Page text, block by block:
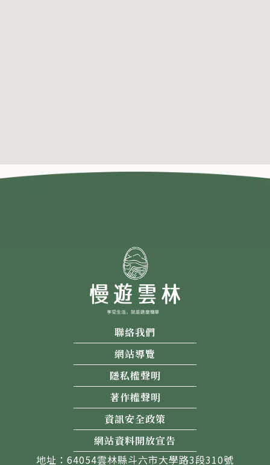
聯絡我們
網站導覽
隱私權聲明
著作權聲明
資訊安全政策
網站資料開放宣告
地址：64054雲林縣斗六市大學路3段310號